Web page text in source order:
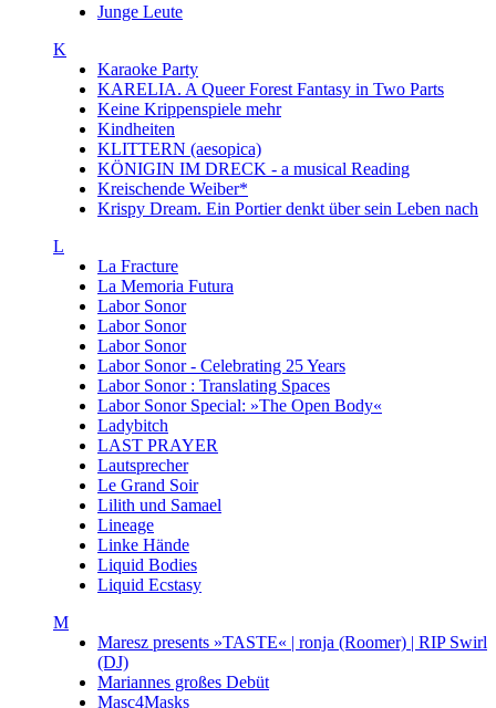
Junge Leute
K
Karaoke Party
KARELIA. A Queer Forest Fantasy in Two Parts
Keine Krippenspiele mehr
Kindheiten
KLITTERN (aesopica)
KÖNIGIN IM DRECK - a musical Reading
Kreischende Weiber*
Krispy Dream. Ein Portier denkt über sein Leben nach
L
La Fracture
La Memoria Futura
Labor Sonor
Labor Sonor
Labor Sonor
Labor Sonor - Celebrating 25 Years
Labor Sonor : Translating Spaces
Labor Sonor Special: »The Open Body«
Ladybitch
LAST PRAYER
Lautsprecher
Le Grand Soir
Lilith und Samael
Lineage
Linke Hände
Liquid Bodies
Liquid Ecstasy
M
Maresz presents »TASTE« | ronja (Roomer) | RIP Swirl
(DJ)
Mariannes großes Debüt
Masc4Masks